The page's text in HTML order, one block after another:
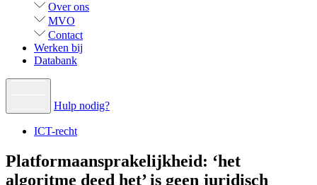
Over ons
MVO
Contact
Werken bij
Databank
Hulp nodig?
ICT-recht
Platformaansprakelijkheid: ‘het
algoritme deed het’ is geen juridisch